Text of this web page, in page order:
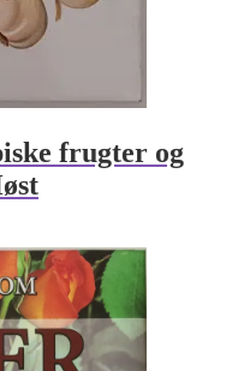
frugter og